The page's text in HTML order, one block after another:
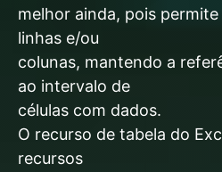
melhor ainda, pois
linhas e/ou
colunas, mantendo a
ao intervalo de
células com dados.
O recurso de tabela do
recursos